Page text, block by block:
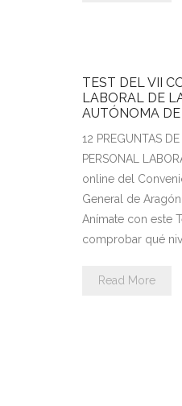
TEST DEL VII
LABORAL DE
AUTÓNOMA
12 PREGUNTAS
PERSONAL
online del
General de
Anímate con este
comprobar qué
Read More